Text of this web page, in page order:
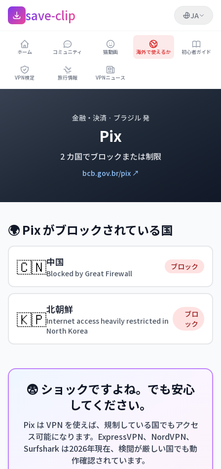
save-clip JA
ホーム コミュニティ 猫動画 海外で使えるか 初心者ガイド
VPN検定 旅行情報 VPNニュース
金融・決済 · ブラジル 発
Pix
2 カ国でブロックまたは制限
bcb.gov.br/pix ↗
🌍 Pix がブロックされている国
🇨🇳中国
Blocked by Great Firewall
ブロック
🇰🇵北朝鮮
Internet access heavily restricted in
North Korea
ブロ
ック
😨 ショックですよね。でも安心
してください。
Pix は VPN を使えば、規制している国でもアクセ
ス可能になります。ExpressVPN、NordVPN、
Surfshark は2026年現在、検閲が厳しい国でも動
作確認されています。